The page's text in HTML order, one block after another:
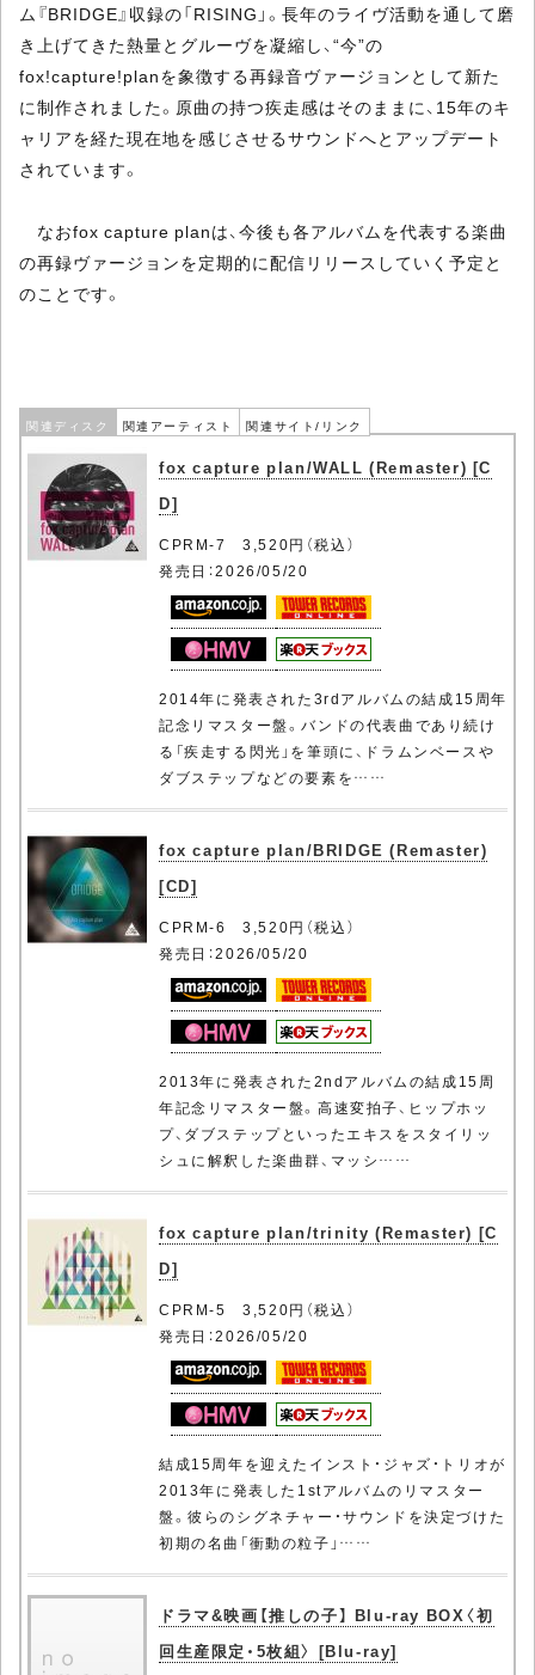
ム『BRIDGE』収録の「RISING」。長年のライヴ活動を通して磨
き上げてきた熱量とグルーヴを凝縮し、“今”の
fox!capture!planを象徴する再録音ヴァージョンとして新た
に制作されました。原曲の持つ疾走感はそのままに、15年のキ
ャリアを経た現在地を感じさせるサウンドへとアップデート
されています。
なおfox capture planは、今後も各アルバムを代表する楽曲
の再録ヴァージョンを定期的に配信リリースしていく予定と
のことです。
関連ディスク 関連アーティスト 関連サイト/リンク
fox capture plan/WALL (Remaster) [C
D]
CPRM-7 3,520円（税込）
発売日：2026/05/20
2014年に発表された3rdアルバムの結成15周年
記念リマスター盤。バンドの代表曲であり続け
る「疾走する閃光」を筆頭に、ドラムンベースや
ダブステップなどの要素を……
fox capture plan/BRIDGE (Remaster)
[CD]
CPRM-6 3,520円（税込）
発売日：2026/05/20
2013年に発表された2ndアルバムの結成15周
年記念リマスター盤。高速変拍子、ヒップホッ
プ、ダブステップといったエキスをスタイリッ
シュに解釈した楽曲群、マッシ……
fox capture plan/trinity (Remaster) [C
D]
CPRM-5 3,520円（税込）
発売日：2026/05/20
結成15周年を迎えたインスト・ジャズ・トリオが
2013年に発表した1stアルバムのリマスター
盤。彼らのシグネチャー・サウンドを決定づけた
初期の名曲「衝動の粒子」……
ドラマ&映画【推しの子】 Blu-ray BOX〈初
回生産限定・5枚組〉 [Blu-ray]